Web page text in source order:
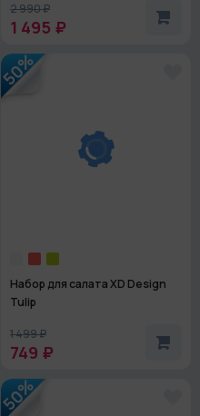
2 990 ₽
1 495 ₽
50%
Набор для салата XD Design
Tulip
1 499 ₽
749 ₽
50%